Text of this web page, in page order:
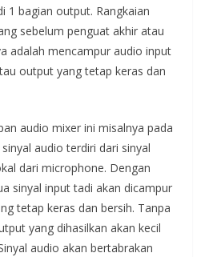
1 bagian output. Rangkaian
sebelum penguat akhir atau
adalah mencampur audio input
output yang tetap keras dan
audio mixer ini misalnya pada
audio terdiri dari sinyal
dari microphone. Dengan
sinyal input tadi akan dicampur
tetap keras dan bersih. Tanpa
yang dihasilkan akan kecil
audio akan bertabrakan